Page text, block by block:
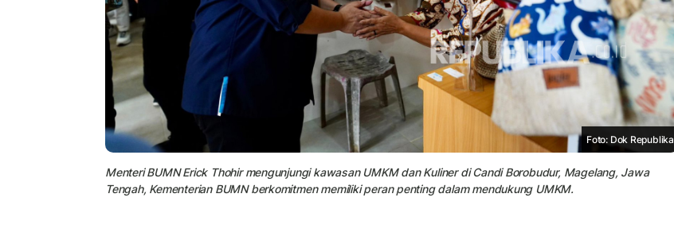
Foto: Dok Republika
Menteri BUMN Erick Thohir mengunjungi kawasan UMKM dan Kuliner di Candi Borobudur, Magelang, Jawa
Tengah, Kementerian BUMN berkomitmen memiliki peran penting dalam mendukung UMKM.